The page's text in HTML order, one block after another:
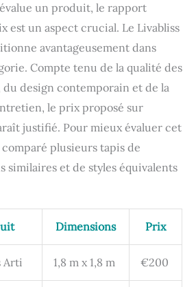
évalue un produit, le rapport
est un aspect crucial. Le Livabliss
avantageusement dans
Compte tenu de la qualité des
du design contemporain et de la
le prix proposé sur
justifié. Pour mieux évaluer cet
comparé plusieurs tapis de
similaires et de styles équivalents
Dimensions Prix
Arti 1,8 m x 1,8 m €200